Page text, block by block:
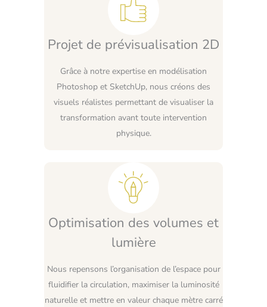
Projet de prévisualisation 2D
Grâce à notre expertise en modélisation
Photoshop et SketchUp, nous créons des
visuels réalistes permettant de visualiser la
transformation avant toute intervention
physique.
Optimisation des volumes et
lumière
Nous repensons l’organisation de l’espace pour
fluidifier la circulation, maximiser la luminosité
naturelle et mettre en valeur chaque mètre carré